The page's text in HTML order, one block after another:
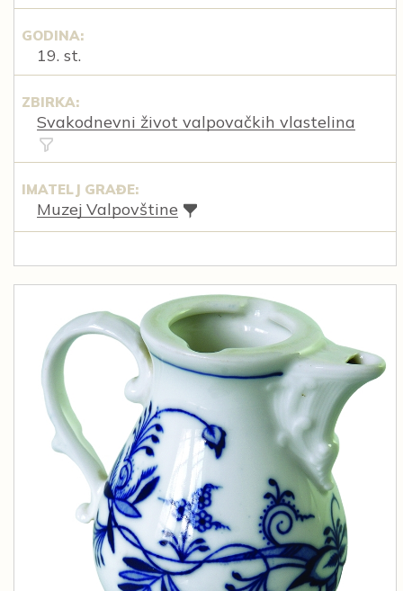
GODINA:
19. st.
ZBIRKA:
Svakodnevni život valpovačkih vlastelina
IMATELJ GRAĐE:
Muzej Valpovštine